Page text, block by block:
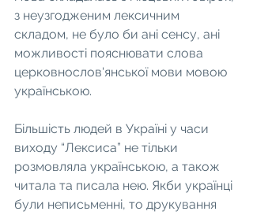
з неузгодженим лексичним
складом, не було би ані сенсу, ані
можливості пояснювати слова
церковнослов'янської мови мовою
українською.
Більшість людей в Україні у часи
виходу “Лексиса” не тільки
розмовляла українською, а також
читала та писала нею. Якби українці
були неписьменні, то друкування